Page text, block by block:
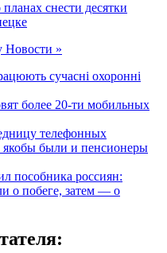
снести десятки
Новости »
сучасні охоронні
более 20-ти мобильных
телефонных
были и пенсионеры
пособника россиян:
о побеге, затем — о
: